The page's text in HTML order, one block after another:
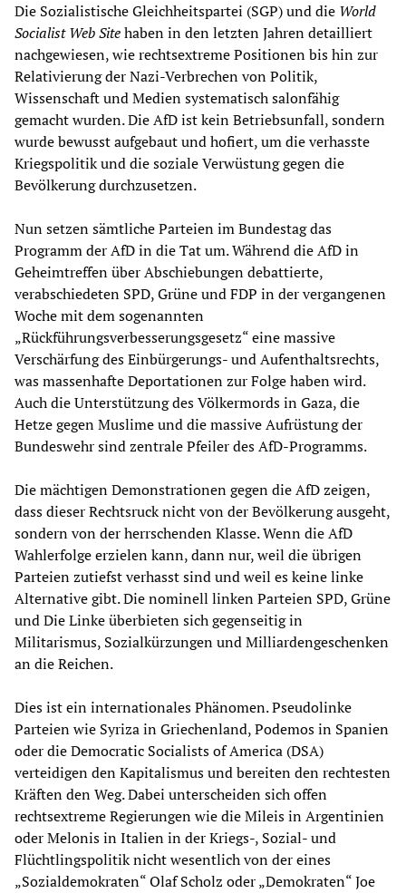
Die Sozialistische Gleichheitspartei (SGP) und die World
Socialist Web Sitehaben in den letzten Jahren detailliert
nachgewiesen, wie rechtsextreme Positionen bis hin zur
Relativierung der Nazi-Verbrechen von Politik,
Wissenschaft und Medien systematisch salonfähig
gemacht wurden. Die AfD ist kein Betriebsunfall, sondern
wurde bewusst aufgebaut und hofiert, um die verhasste
Kriegspolitik und die soziale Verwüstung gegen die
Bevölkerung durchzusetzen.
Nun setzen sämtliche Parteien im Bundestag das
Programm der AfD in die Tat um. Während die AfD in
Geheimtreffen über Abschiebungen debattierte,
verabschiedeten SPD, Grüne und FDP in der vergangenen
Woche mit dem sogenannten
„Rückführungsverbesserungsgesetz“ eine massive
Verschärfung des Einbürgerungs- und Aufenthaltsrechts,
was massenhafte Deportationen zur Folge haben wird.
Auch die Unterstützung des Völkermords in Gaza, die
Hetze gegen Muslime und die massive Aufrüstung der
Bundeswehr sind zentrale Pfeiler des AfD-Programms.
Die mächtigen Demonstrationen gegen die AfD zeigen,
dass dieser Rechtsruck nicht von der Bevölkerung ausgeht,
sondern von der herrschenden Klasse. Wenn die AfD
Wahlerfolge erzielen kann, dann nur, weil die übrigen
Parteien zutiefst verhasst sind und weil es keine linke
Alternative gibt. Die nominell linken Parteien SPD, Grüne
und Die Linke überbieten sich gegenseitig in
Militarismus, Sozialkürzungen und Milliardengeschenken
an die Reichen.
Dies ist ein internationales Phänomen. Pseudolinke
Parteien wie Syriza in Griechenland, Podemos in Spanien
oder die Democratic Socialists of America (DSA)
verteidigen den Kapitalismus und bereiten den rechtesten
Kräften den Weg. Dabei unterscheiden sich offen
rechtsextreme Regierungen wie die Mileis in Argentinien
oder Melonis in Italien in der Kriegs-, Sozial- und
Flüchtlingspolitik nicht wesentlich von der eines
„Sozialdemokraten“ Olaf Scholz oder „Demokraten“ Joe